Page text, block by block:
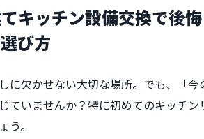
キッチン設備交換で後
び方
に欠かせない大切な場所。でも、「
いませんか？特に初めてのキッチ
う。